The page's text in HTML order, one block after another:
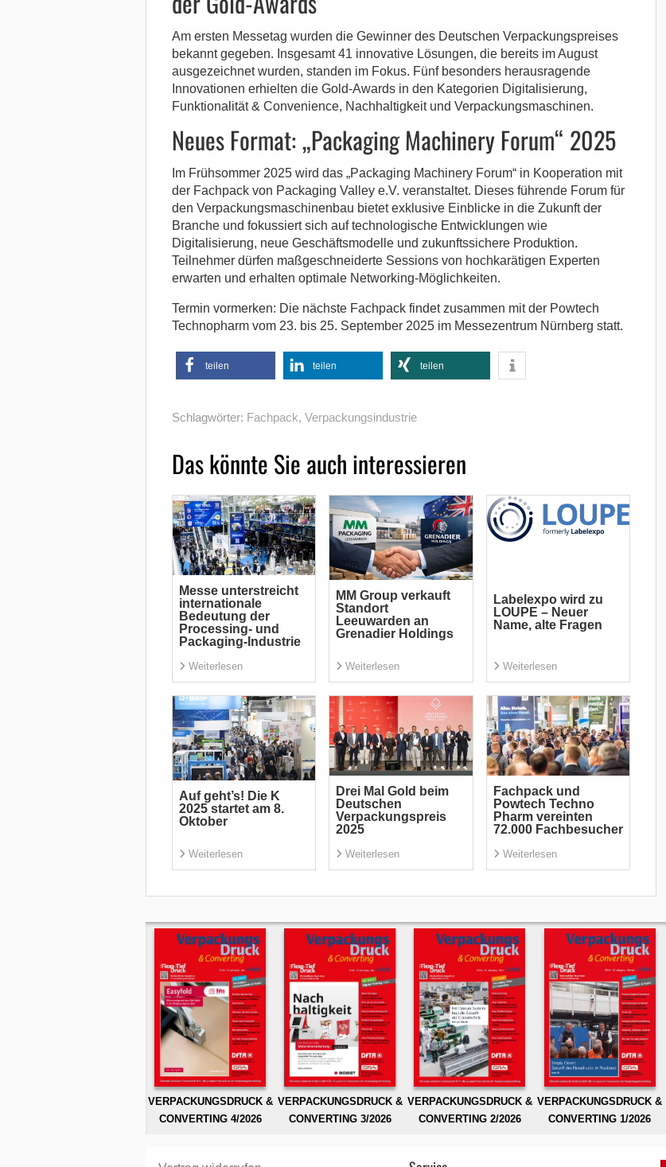
Am ersten Messetag wurden die Gewinner des Deutschen Verpackungspreises
bekannt gegeben. Insgesamt 41 innovative Lösungen, die bereits im August
ausgezeichnet wurden, standen im Fokus. Fünf besonders herausragende
Innovationen erhielten die Gold-Awards in den Kategorien Digitalisierung,
Funktionalität & Convenience, Nachhaltigkeit und Verpackungsmaschinen.
Neues Format: „Packaging Machinery Forum“ 2025
Im Frühsommer 2025 wird das „Packaging Machinery Forum“ in Kooperation mit
der Fachpack von Packaging Valley e.V. veranstaltet. Dieses führende Forum für
den Verpackungsmaschinenbau bietet exklusive Einblicke in die Zukunft der
Branche und fokussiert sich auf technologische Entwicklungen wie
Digitalisierung, neue Geschäftsmodelle und zukunftssichere Produktion.
Teilnehmer dürfen maßgeschneiderte Sessions von hochkarätigen Experten
erwarten und erhalten optimale Networking-Möglichkeiten.
Termin vormerken: Die nächste Fachpack findet zusammen mit der Powtech
Technopharm vom 23. bis 25. September 2025 im Messezentrum Nürnberg statt.
teilen teilen teilen
Schlagwörter: Fachpack, Verpackungsindustrie
Das könnte Sie auch interessieren
Messe unterstreicht
internationale
Bedeutung der
Processing- und
Packaging-Industrie
Weiterlesen
MM Group verkauft
Standort
Leeuwarden an
Grenadier Holdings
Weiterlesen
Labelexpo wird zu
LOUPE – Neuer
Name, alte Fragen
Weiterlesen
Auf geht’s! Die K
2025 startet am 8.
Oktober
Weiterlesen
Drei Mal Gold beim
Deutschen
Verpackungspreis
2025
Weiterlesen
Fachpack und
Powtech Techno
Pharm vereinten
72.000 Fachbesucher
Weiterlesen
VERPACKUNGSDRUCK &
CONVERTING 4/2026
VERPACKUNGSDRUCK &
CONVERTING 3/2026
VERPACKUNGSDRUCK &
CONVERTING 2/2026
VERPACKUNGSDRUCK &
CONVERTING 1/2026